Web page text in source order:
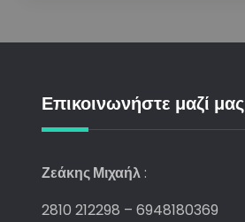
Επικοινωνήστε μαζί μας
Ζεάκης Μιχαήλ:
2810 212298 – 6948180369